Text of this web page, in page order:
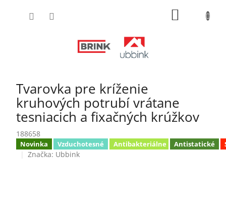
Tvarovka pre kríženie
kruhových potrubí vrátane
tesniacich a fixačných krúžkov
188658
Novinka Vzduchotesné Antibakteriálne Antistatické
Značka: Ubbink